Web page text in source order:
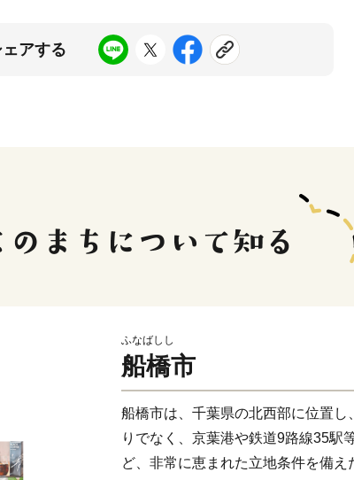
アする
ふなばしし
船橋市
船橋市は、千葉県の北西部に位置
りでなく、京葉港や鉄道9路線35駅
ど、非常に恵まれた立地条件を備え